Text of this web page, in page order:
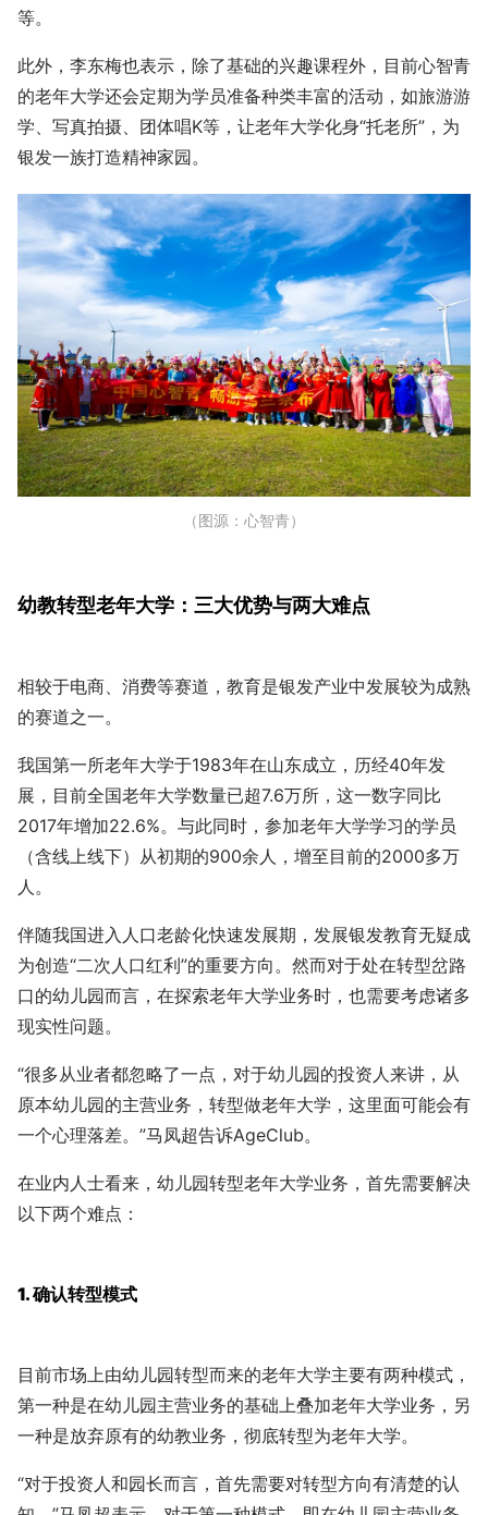
等。
此外，李东梅也表示，除了基础的兴趣课程外，目前心智青
的老年大学还会定期为学员准备种类丰富的活动，如旅游游
学、写真拍摄、团体唱K等，让老年大学化身“托老所”，为
银发一族打造精神家园。
（图源：心智青）
幼教转型老年大学：三大优势与两大难点
相较于电商、消费等赛道，教育是银发产业中发展较为成熟
的赛道之一。
我国第一所老年大学于1983年在山东成立，历经40年发
展，目前全国老年大学数量已超7.6万所，这一数字同比
2017年增加22.6%。与此同时，参加老年大学学习的学员
（含线上线下）从初期的900余人，增至目前的2000多万
人。
伴随我国进入人口老龄化快速发展期，发展银发教育无疑成
为创造“二次人口红利”的重要方向。然而对于处在转型岔路
口的幼儿园而言，在探索老年大学业务时，也需要考虑诸多
现实性问题。
“很多从业者都忽略了一点，对于幼儿园的投资人来讲，从
原本幼儿园的主营业务，转型做老年大学，这里面可能会有
一个心理落差。”马凤超告诉AgeClub。
在业内人士看来，幼儿园转型老年大学业务，首先需要解决
以下两个难点：
1. 确认转型模式
目前市场上由幼儿园转型而来的老年大学主要有两种模式，
第一种是在幼儿园主营业务的基础上叠加老年大学业务，另
一种是放弃原有的幼教业务，彻底转型为老年大学。
“对于投资人和园长而言，首先需要对转型方向有清楚的认